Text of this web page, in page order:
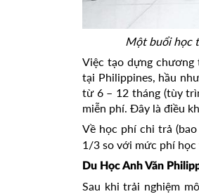
Một buổi học
Việc tạo dựng chương
tại Philippines, hầu
từ 6 – 12 tháng (tùy
miễn phí. Đây là điều
Về học phí chi trả
1/3 so với mức phí học
Du Học Anh Văn
Sau khi trải nghiệm